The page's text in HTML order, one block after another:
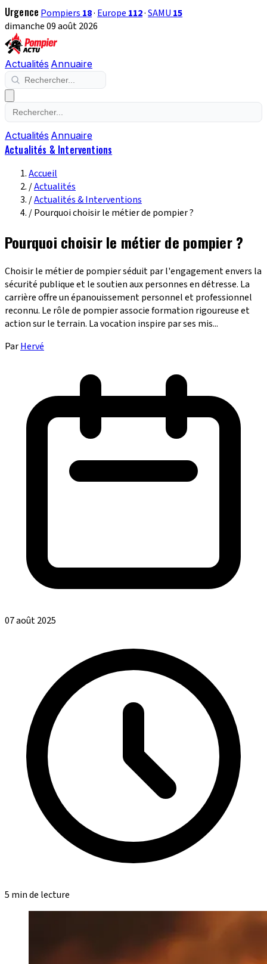
Urgence Pompiers 18· Europe 112·SAMU 15
dimanche 09 août 2026
Actualités Annuaire
Actualités Annuaire
Actualités & Interventions
Accueil
/Actualités
/Actualités & Interventions
/Pourquoi choisir le métier de pompier ?
Pourquoi choisir le métier de pompier ?
Choisir le métier de pompier séduit par l'engagement envers la
sécurité publique et le soutien aux personnes en détresse. La
carrière offre un épanouissement personnel et professionnel
reconnu. Le rôle de pompier associe formation rigoureuse et
action sur le terrain. La vocation inspire par ses mis...
ParHervé
07 août 2025
5 min de lecture